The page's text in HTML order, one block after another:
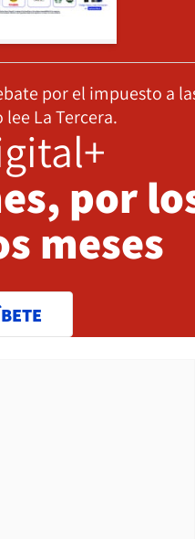
por el impuesto a
lee La Tercera.
por
meses